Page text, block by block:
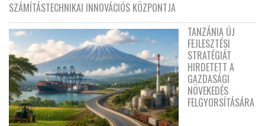
SZÁMÍTÁSTECHNIKAI INNOVÁCIÓS KÖZPONTJA
TANZÁNIA ÚJ
FEJLESZTÉSI
STRATÉGIÁT
HIRDETETT A
GAZDASÁGI
NÖVEKEDÉS
FELGYORSÍTÁSÁRA